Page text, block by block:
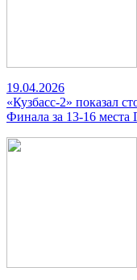
19.04.2026
«Кузбасс-2» показал
Финала за 13-16